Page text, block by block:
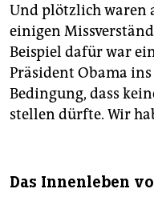
Und plötzlich waren
einigen
Beispiel dafür war
Präsident Obama
Bedingung, dass
stellen dürfte. Wir
Das Innenleben